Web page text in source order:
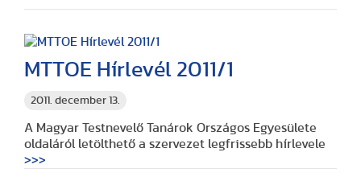
2011. december 13.
MTTOE Hírlevél 2011/1
A Magyar Testnevelő Tanárok Országos Egyesülete
oldaláról letölthető a szervezet legfrissebb hírlevele
>>>